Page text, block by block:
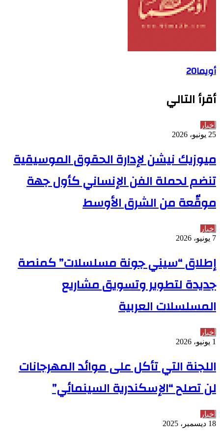
أويما20
أقرأ التالي
أخبار
25 يونيو، 2026
ميوزيك نيشن لإدارة الحقوق الموسيقية
تنضم لحملة الفن الإنساني كأول جهة
موقّعة من الشرق الأوسط
أخبار
7 يونيو، 2026
إطلاق “سيني جونة مسلسلات” كمنصة
جديدة لتطوير وتسويق مشاريع
المسلسلات العربية
أخبار
1 يونيو، 2026
اللجنة التي تأكل على موائد المهرجانات
لن تصلح “الإسكندرية السينمائي”
أخبار
18 ديسمبر، 2025